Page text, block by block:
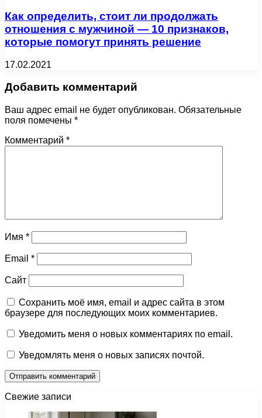
Как определить, стоит ли продолжать
отношения с мужчиной — 10 признаков,
которые помогут принять решение
17.02.2021
Добавить комментарий
Ваш адрес email не будет опубликован. Обязательные
поля помечены *
Комментарий *
Имя *
Email *
Сайт
Сохранить моё имя, email и адрес сайта в этом
браузере для последующих моих комментариев.
Уведомить меня о новых комментариях по email.
Уведомлять меня о новых записях почтой.
Свежие записи